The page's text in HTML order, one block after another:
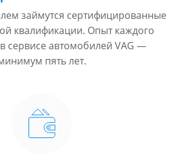
займутся сертифицированные
квалификации. Опыт каждого
сервисе автомобилей VAG —
пять лет.